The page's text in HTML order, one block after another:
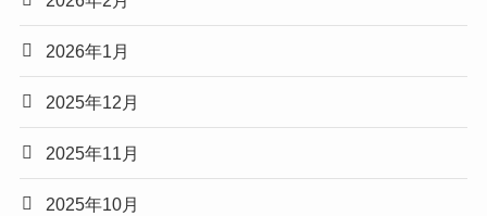
2026年1月
2025年12月
2025年11月
2025年10月